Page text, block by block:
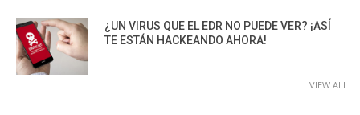
¿UN VIRUS QUE EL EDR NO PUEDE VER? ¡ASÍ
TE ESTÁN HACKEANDO AHORA!
VIEW ALL